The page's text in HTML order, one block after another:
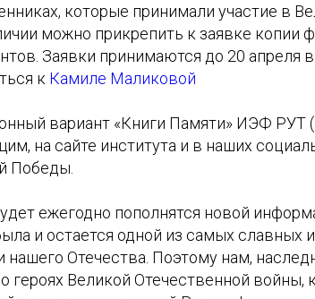
которые принимали участие в
можно прикрепить к заявке копии
Заявки принимаются до 20 апреля
к Камиле Маликовой
вариант «Книги Памяти» ИЭФ
на сайте института и в наших
Победы.
ежегодно пополнятся новой
и остается одной из самых славных
нашего Отечества. Поэтому нам,
героях Великой Отечественной